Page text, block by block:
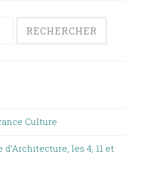
Culture
les 4, 11 et